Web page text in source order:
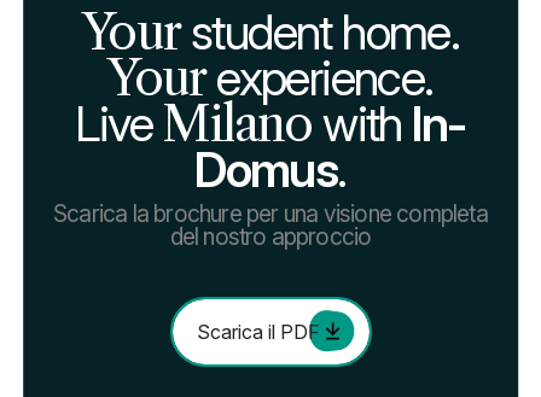
Yourstudent home.
Yourexperience.
LiveMilanowith In-
Domus.
Scarica la brochure per una visione completa
del nostro approccio
Scarica il PDF